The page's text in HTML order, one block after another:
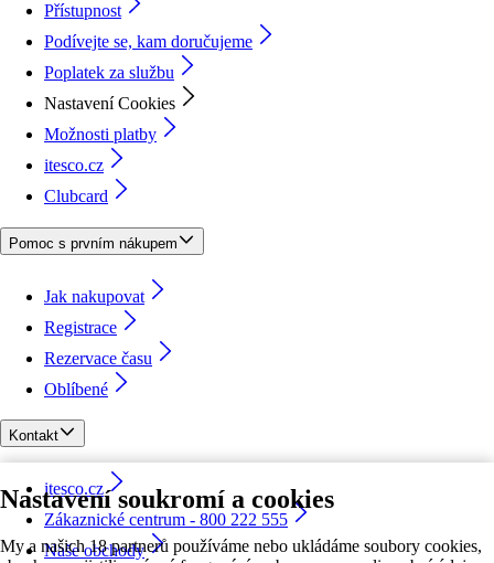
Nastavení soukromí a cookies
My a našich 18 partnerů používáme nebo ukládáme soubory cookies,
Přístupnost
Podívejte se, kam doručujeme
Poplatek za službu
Nastavení Cookies
Možnosti platby
itesco.cz
Clubcard
Pomoc s prvním nákupem
Jak nakupovat
Registrace
Rezervace času
Oblíbené
Kontakt
itesco.cz
Zákaznické centrum - 800 222 555
Naše obchody